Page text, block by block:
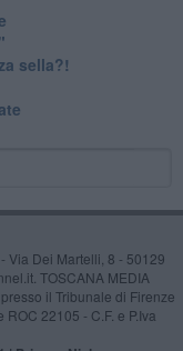
sella?!
Via Dei Martelli, 8 - 50129
TOSCANA MEDIA
il Tribunale di Firenze
22105 - C.F. e P.Iva